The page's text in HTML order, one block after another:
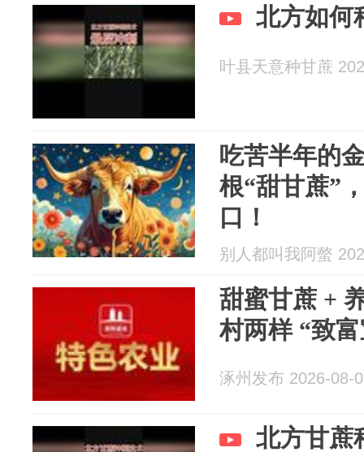
北方如何
叶县天意种甘蔗
吃苦半年的
根“甜甘蔗”
口！
别人都叫我阿螫
甜蜜甘蔗 +
村两样 “致
涿州发布 2026-08-
北方甘蔗